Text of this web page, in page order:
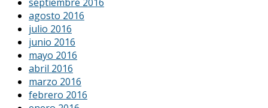
agosto 2016
julio 2016
junio 2016
mayo 2016
abril 2016
marzo 2016
febrero 2016